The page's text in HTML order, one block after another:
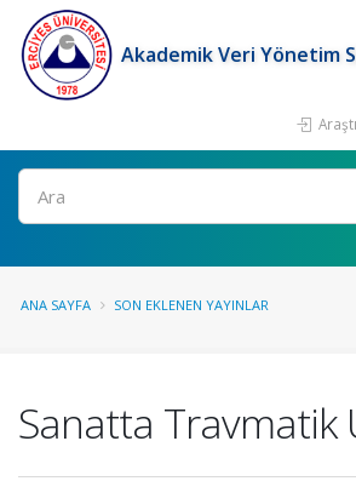
Akademik Veri Yönetim
Ara
ANA SAYFA SON EKLENEN YAYINLAR
Sanatta Travmatik